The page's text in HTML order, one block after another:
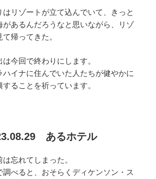
はリゾートが立て込んでいて、きっと
があるんだろうなと思いながら、リゾ
帰ってきた。
今回で終わりにします。
ハイナに住んでいた人たちが健やかに
ることを祈っています。
あるホテル
忘れてしまった。
調べると、おそらくディケンソン・ス